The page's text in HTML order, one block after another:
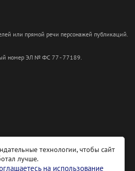
или прямой речи персонажей публикаций.
номер ЭЛ № ФС 77 - 77189.
технологии, чтобы сайт
лучше.
на использование